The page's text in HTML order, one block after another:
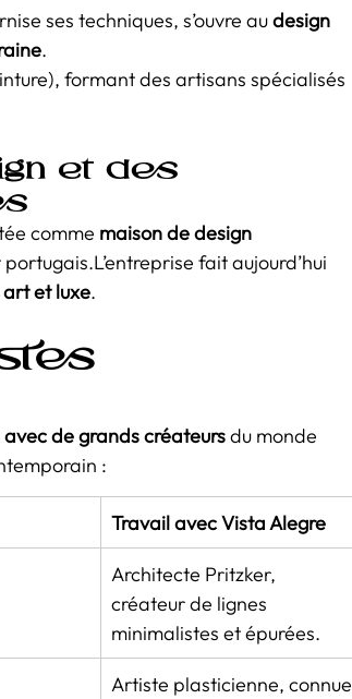
ses techniques, s’ouvre au design
.
formant des artisans spécialisés
et des
comme maison de design
fait aujourd’hui
et luxe.
de grands créateurs du monde
:
Travail avec Vista Alegre
Architecte Pritzker,
créateur de lignes
minimalistes et épurées.
Artiste plasticienne, connue